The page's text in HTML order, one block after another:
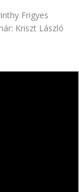
Frigyes
Kriszt László